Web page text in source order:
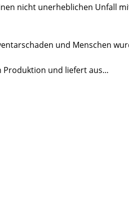
nicht unerheblichen Unfall
und Menschen
Produktion und liefert aus...